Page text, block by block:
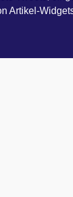
Artikel-